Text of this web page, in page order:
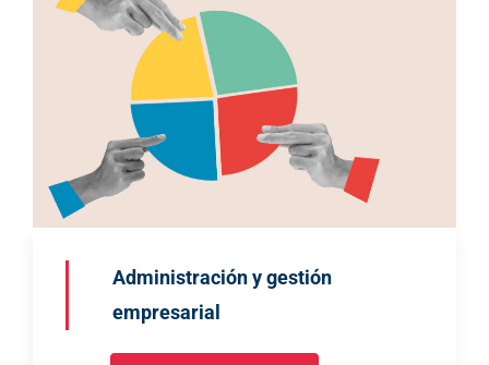
Administración y gestión
empresarial